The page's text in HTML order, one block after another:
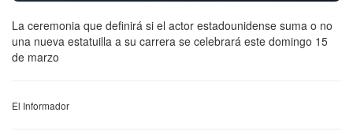
La ceremonia que definirá si el actor estadounidense suma o no
una nueva estatuilla a su carrera se celebrará este domingo 15
de marzo
El Informador